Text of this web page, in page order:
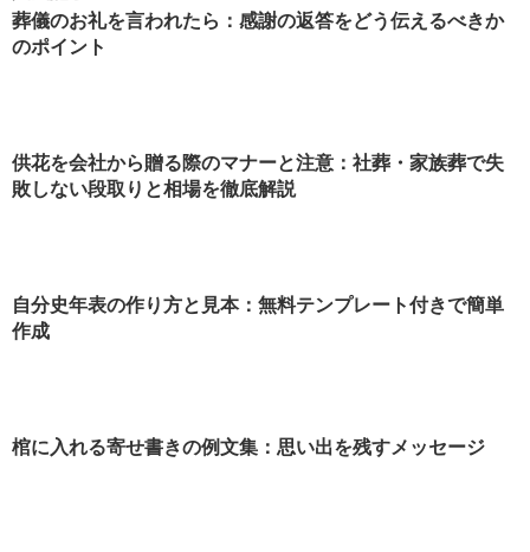
葬儀のお礼を言われたら：感謝の返答をどう伝えるべきか
のポイント
供花を会社から贈る際のマナーと注意：社葬・家族葬で失
敗しない段取りと相場を徹底解説
自分史年表の作り方と見本：無料テンプレート付きで簡単
作成
棺に入れる寄せ書きの例文集：思い出を残すメッセージ